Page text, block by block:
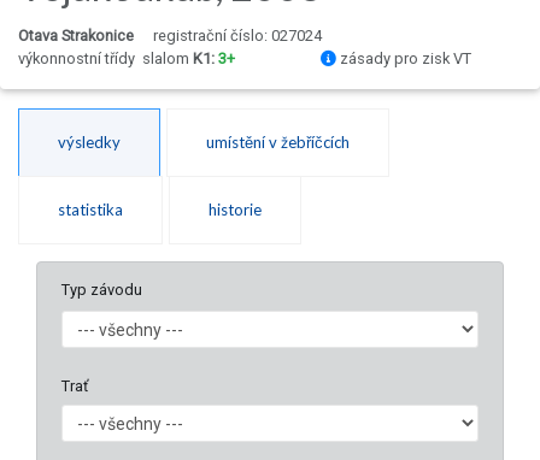
Otava Strakonice
registrační číslo: 027024
výkonnostní třídy slalom K1: 3+ zásady pro zisk VT
výsledky umístění v žebříčcích
statistika historie
Typ závodu
Trať